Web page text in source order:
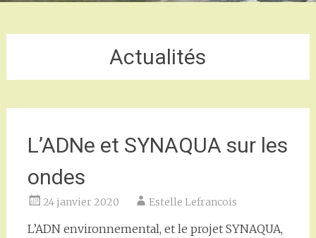
Actualités
L’ADNe et SYNAQUA sur les
ondes
24 janvier 2020 Estelle Lefrancois
L’ADN environnemental, et le projet SYNAQUA,